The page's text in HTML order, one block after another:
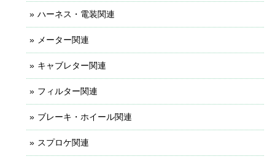
ハーネス・電装関連
メーター関連
キャブレター関連
フィルター関連
ブレーキ・ホイール関連
スプロケ関連